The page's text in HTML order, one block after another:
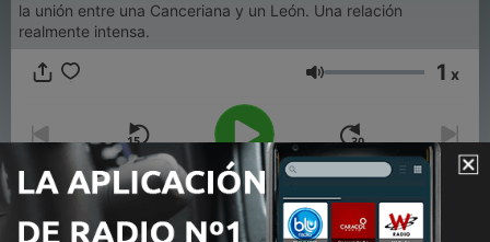
la unión entre una Canceriana y un León. Una relación
realmente intensa.
Volumen 1 x
00:00